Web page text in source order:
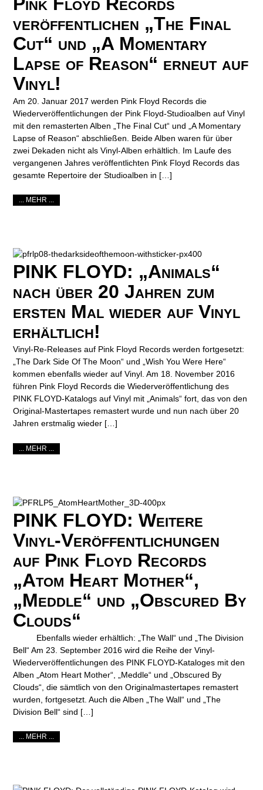
veröffentlichen „The Final
Cut“ und „A Momentary
Lapse of Reason“ erneut auf
Vinyl!
Am 20. Januar 2017 werden Pink Floyd Records die
Wiederveröffentlichungen der Pink Floyd-Studioalben auf Vinyl
mit den remasterten Alben „The Final Cut“ und „A Momentary
Lapse of Reason“ abschließen. Beide Alben waren für über
zwei Dekaden nicht als Vinyl-Alben erhältlich. Im Laufe des
vergangenen Jahres veröffentlichten Pink Floyd Records das
gesamte Repertoire der Studioalben in […]
... MEHR ...
PINK FLOYD: „Animals“
nach über 20 Jahren zum
ersten Mal wieder auf Vinyl
erhältlich!
Vinyl-Re-Releases auf Pink Floyd Records werden fortgesetzt:
„The Dark Side Of The Moon“ und „Wish You Were Here“
kommen ebenfalls wieder auf Vinyl. Am 18. November 2016
führen Pink Floyd Records die Wiederveröffentlichung des
PINK FLOYD-Katalogs auf Vinyl mit „Animals“ fort, das von den
Original-Mastertapes remastert wurde und nun nach über 20
Jahren erstmalig wieder […]
... MEHR ...
PINK FLOYD: Weitere
Vinyl-Veröffentlichungen
auf Pink Floyd Records
„Atom Heart Mother“,
„Meddle“ und „Obscured By
Clouds“
Ebenfalls wieder erhältlich: „The Wall“ und „The Division
Bell“ Am 23. September 2016 wird die Reihe der Vinyl-
Wiederveröffentlichungen des PINK FLOYD-Kataloges mit den
Alben „Atom Heart Mother“, „Meddle“ und „Obscured By
Clouds“, die sämtlich von den Originalmastertapes remastert
wurden, fortgesetzt. Auch die Alben „The Wall“ und „The
Division Bell“ sind […]
... MEHR ...